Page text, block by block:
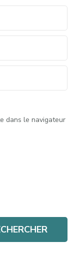
dans le navigateur